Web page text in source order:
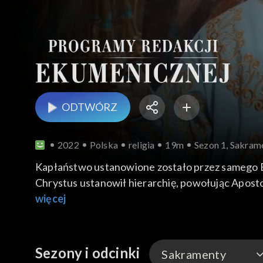
ODTWÓRZ
2022 Polska religia 19m Sezon 1,
Kapłaństwo ustanowione zostało przez
Chrystus ustanowił hierarchię, powołując
przykładem i nauką, po czym udzielił im władzy
sposób odbywało się wyświęcenie biskupa (1
więcej
Sezony i odcinki Sakramenty